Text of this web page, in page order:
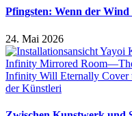
Pfingsten: Wenn der Wind
24. Mai 2026